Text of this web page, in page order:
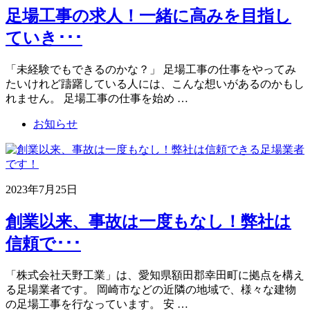
足場工事の求人！一緒に高みを目指し
ていき･･･
「未経験でもできるのかな？」 足場工事の仕事をやってみ
たいけれど躊躇している人には、こんな想いがあるのかもし
れません。 足場工事の仕事を始め …
お知らせ
2023年7月25日
創業以来、事故は一度もなし！弊社は
信頼で･･･
「株式会社天野工業」は、愛知県額田郡幸田町に拠点を構え
る足場業者です。 岡崎市などの近隣の地域で、様々な建物
の足場工事を行なっています。 安 …